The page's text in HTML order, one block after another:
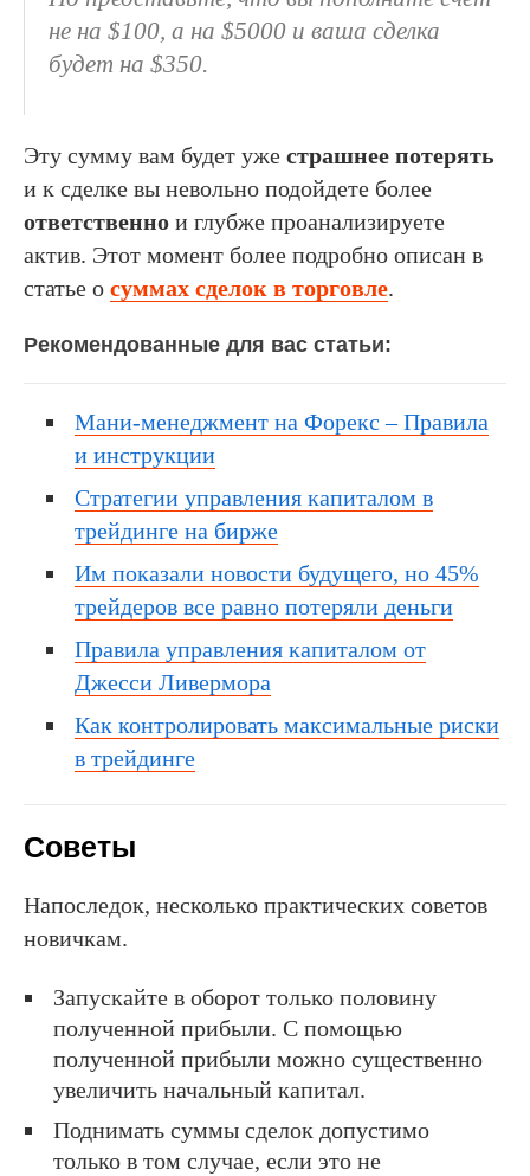
не на $100, а на $5000 и ваша сделка
будет на $350.
Эту сумму вам будет уже страшнее потерять
и к сделке вы невольно подойдете более
ответственно и глубже проанализируете
актив. Этот момент более подробно описан в
статье о суммах сделок в торговле.
Рекомендованные для вас статьи:
Мани-менеджмент на Форекс – Правила
и инструкции
Стратегии управления капиталом в
трейдинге на бирже
Им показали новости будущего, но 45%
трейдеров все равно потеряли деньги
Правила управления капиталом от
Джесси Ливермора
Как контролировать максимальные риски
в трейдинге
Советы
Напоследок, несколько практических советов
новичкам.
Запускайте в оборот только половину
полученной прибыли. С помощью
полученной прибыли можно существенно
увеличить начальный капитал.
Поднимать суммы сделок допустимо
только в том случае, если это не